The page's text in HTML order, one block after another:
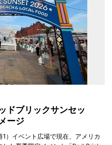
ドブリックサンセッ
ージ
）イベント広場で現在、アメリカ